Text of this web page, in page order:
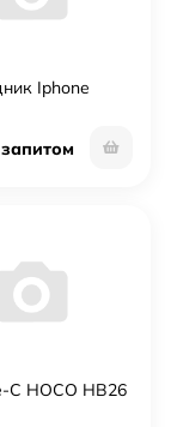
Iphone
C HOCO HB26